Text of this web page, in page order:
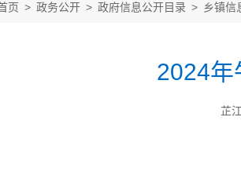
页 > 政务公开 > 政府信息公开目录 > 乡镇信
2024年
芷